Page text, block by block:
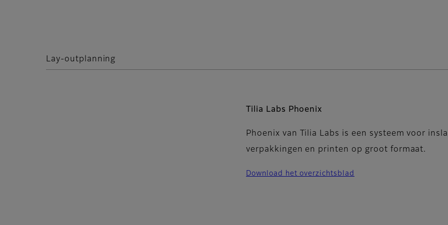
Lay-outplanning
Tilia Labs Phoenix
Phoenix van Tilia Labs is een systeem voor
verpakkingen en printen op groot formaat.
Download het overzichtsblad